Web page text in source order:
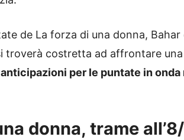
de La forza di una donna,
troverà costretta ad affrontare
anticipazioni per le puntate in onda
donna, trame